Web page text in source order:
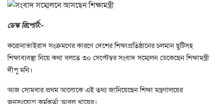
ডেস্ক রিপোর্ট:-
করোনাভাইরাস সংক্রমণের কারণে দেশের শিক্ষাপ্রতিষ্ঠানের চলমান ছুটিসহ
শিক্ষাব্যবস্থা নিয়ে কথা বলতে ৩০ সেপ্টেম্বর সংবাদ সম্মেলন ডেকেছেন শিক্ষামন্ত্রী
দীপু মনি।
আজ সোমবার প্রথম আলোকে এই তথ্য জানিয়েছেন শিক্ষা মন্ত্রণালয়ের
জনসংযোগ কর্মকর্তা আবুল খায়ের।